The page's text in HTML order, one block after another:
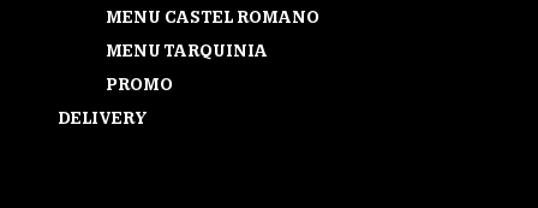
MENU CASTEL ROMANO
MENU TARQUINIA
PROMO
DELIVERY